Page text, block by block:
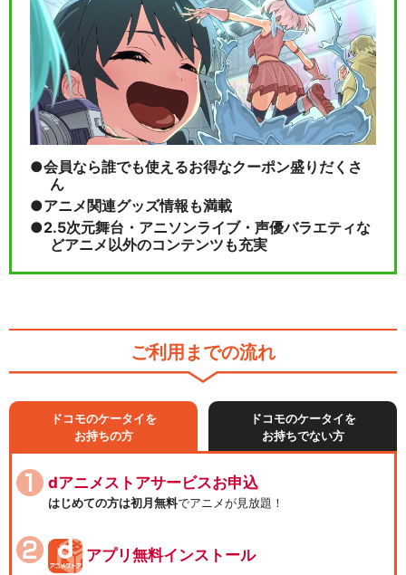
会員なら誰でも使えるお得なクーポン盛りだくさ
ん
アニメ関連グッズ情報も満載
2.5次元舞台・アニソンライブ・声優バラエティな
どアニメ以外のコンテンツも充実
ご利用までの流れ
ドコモのケータイを
お持ちの方
ドコモのケータイを
お持ちでない方
dアニメストアサービスお申込
はじめての方は初月無料でアニメが見放題！
アプリ無料インストール